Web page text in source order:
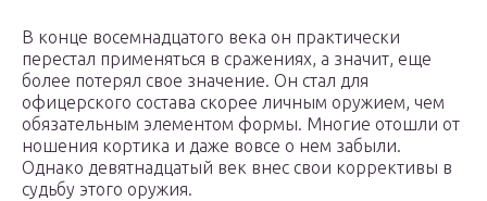
В конце восемнадцатого века он практически
перестал применяться в сражениях, а значит, еще
более потерял свое значение. Он стал для
офицерского состава скорее личным оружием, чем
обязательным элементом формы. Многие отошли от
ношения кортика и даже вовсе о нем забыли.
Однако девятнадцатый век внес свои коррективы в
судьбу этого оружия.